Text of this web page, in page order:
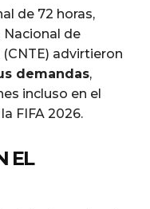
de 72 horas,
de
advirtieron
demandas,
incluso en el
FIFA 2026.
EL